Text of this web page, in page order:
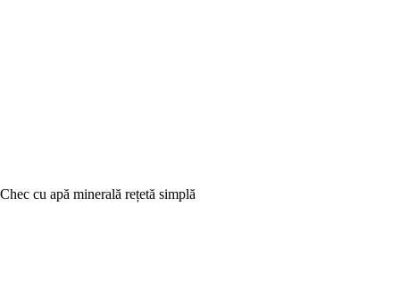
Chec cu apă minerală rețetă simplă